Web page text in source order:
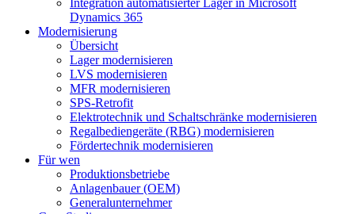
Integration automatisierter Lager in Microsoft
Dynamics 365
Modernisierung
Übersicht
Lager modernisieren
LVS modernisieren
MFR modernisieren
SPS-Retrofit
Elektrotechnik und Schaltschränke modernisieren
Regalbediengeräte (RBG) modernisieren
Fördertechnik modernisieren
Für wen
Produktionsbetriebe
Anlagenbauer (OEM)
Generalunternehmer